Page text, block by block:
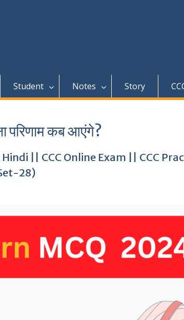
Student Notes Story
परिणाम कब आएंगे?
|| CCC Online Exam || CCC
28)